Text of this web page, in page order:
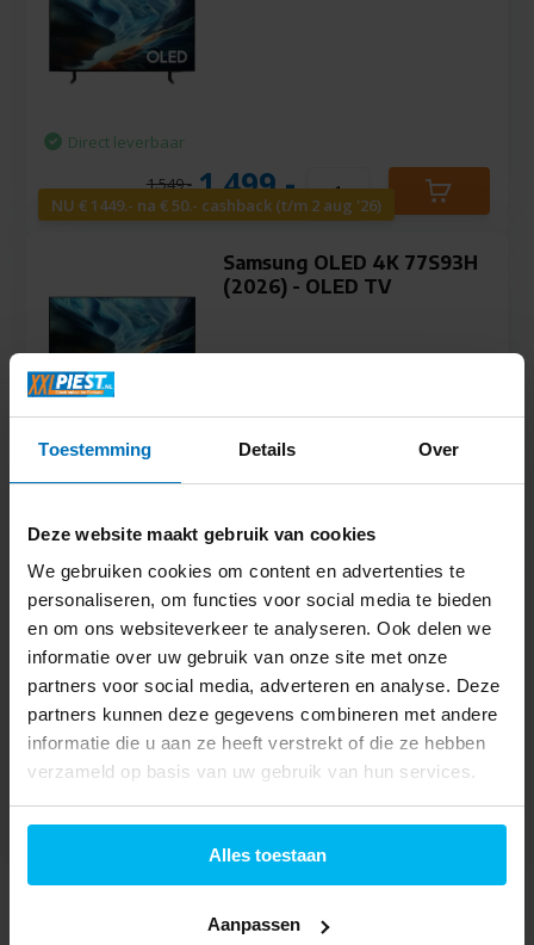
Toestemming Details Over
Deze website maakt gebruik van cookies
We gebruiken cookies om content en advertenties te
personaliseren, om functies voor social media te bieden
en om ons websiteverkeer te analyseren. Ook delen we
informatie over uw gebruik van onze site met onze
partners voor social media, adverteren en analyse. Deze
partners kunnen deze gegevens combineren met andere
informatie die u aan ze heeft verstrekt of die ze hebben
verzameld op basis van uw gebruik van hun services.
Alles toestaan
Aanpassen
NU € 1449.- na € 50.- cashback (t/m 2 aug '26)
Direct leverbaar
1.549,- 1.499,-
Samsung OLED 4K 77S93H
(2026) - OLED TV
Direct leverbaar
3.599,-
NU € 1799.- na € 100.- cashback (t/m 2 aug '26)
Samsung OLED 4K 55S93H
(2026) - OLED TV
1.999,-
geselecteerde Samsung OLED TV (2026)